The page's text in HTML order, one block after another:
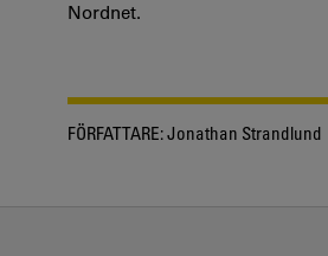
Nordnet.
FÖRFATTARE:Jonathan Strandlund